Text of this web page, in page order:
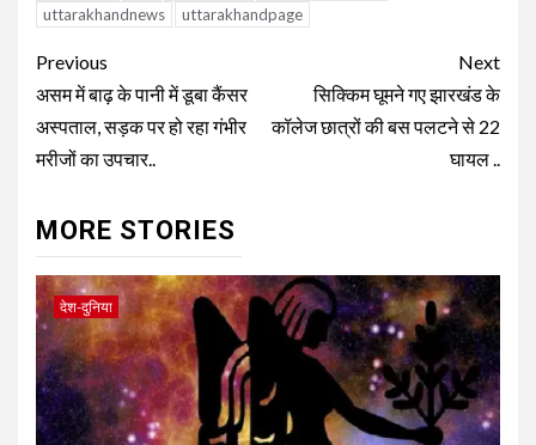
uttarakhandnews
uttarakhandpage
Continue
Reading
Previous
असम में बाढ़ के पानी में डूबा कैंसर
अस्पताल, सड़क पर हो रहा गंभीर
मरीजों का उपचार..
Next
सिक्किम घूमने गए झारखंड के
कॉलेज छात्रों की बस पलटने से 22
घायल ..
MORE STORIES
देश-दुनिया